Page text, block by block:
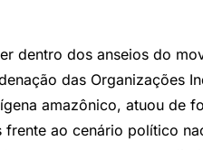
dentro dos anseios do
das Organizações
amazônico, atuou de
ao cenário político